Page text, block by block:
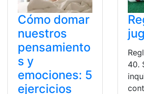
Cómo domar
nuestros
pensamiento
s y
emociones: 5
ejercicios
40.